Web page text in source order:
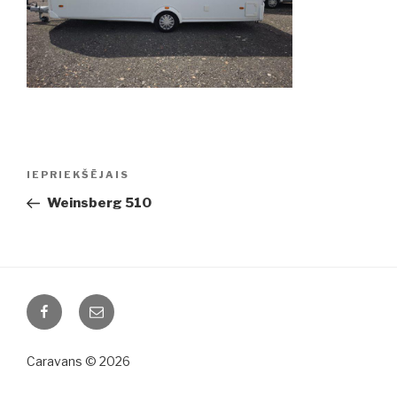
Ziņu
Iepriekšējā
ziņa:
IEPRIEKŠĒJAIS
Weinsberg 510
FacebookEmail
Caravans © 2026